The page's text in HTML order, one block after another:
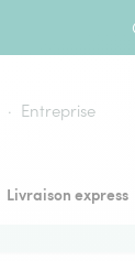
Entreprise
Livraison express